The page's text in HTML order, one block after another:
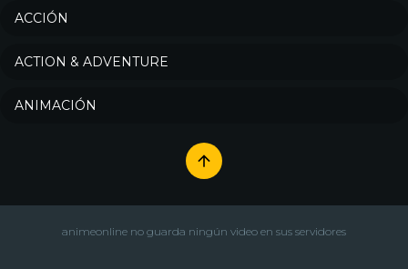
Música
Romance
ACCIÓN
ACTION & ADVENTURE
ANIMACIÓN
animeonline no guarda ningún video en sus servidores